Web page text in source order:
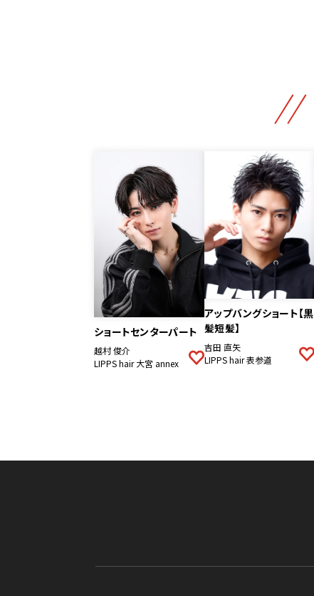
ショートセンターパート
越村 俊介
LIPPS hair 大宮 annex
アップバングショート【黒
髪短髪】
吉田 直矢
LIPPS hair 表参道